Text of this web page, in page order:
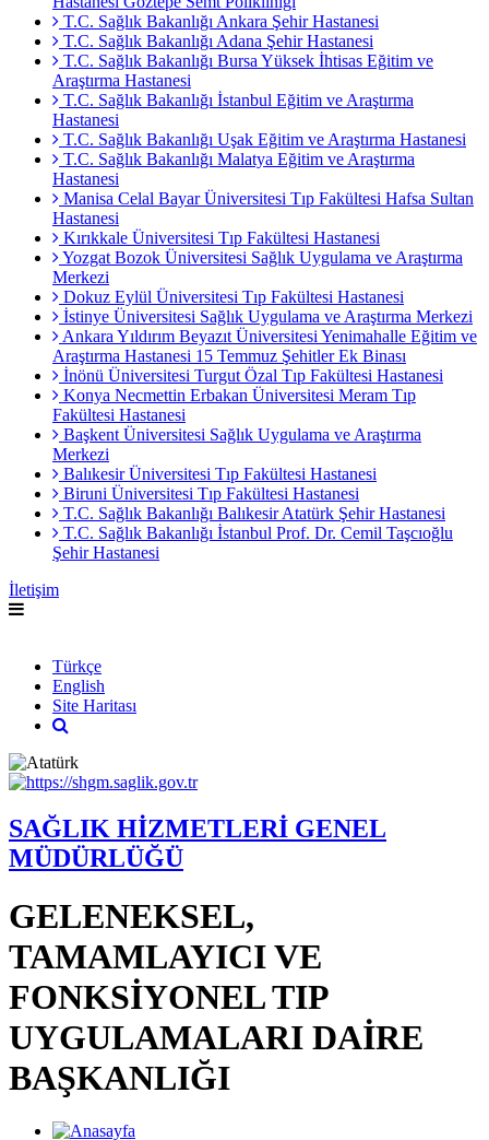
T.C. Sağlık Bakanlığı Ankara Şehir Hastanesi
T.C. Sağlık Bakanlığı Adana Şehir Hastanesi
T.C. Sağlık Bakanlığı Bursa Yüksek İhtisas Eğitim ve
Araştırma Hastanesi
T.C. Sağlık Bakanlığı İstanbul Eğitim ve Araştırma
Hastanesi
T.C. Sağlık Bakanlığı Uşak Eğitim ve Araştırma Hastanesi
T.C. Sağlık Bakanlığı Malatya Eğitim ve Araştırma
Hastanesi
Manisa Celal Bayar Üniversitesi Tıp Fakültesi Hafsa Sultan
Hastanesi
Kırıkkale Üniversitesi Tıp Fakültesi Hastanesi
Yozgat Bozok Üniversitesi Sağlık Uygulama ve Araştırma
Merkezi
Dokuz Eylül Üniversitesi Tıp Fakültesi Hastanesi
İstinye Üniversitesi Sağlık Uygulama ve Araştırma Merkezi
Ankara Yıldırım Beyazıt Üniversitesi Yenimahalle Eğitim ve
Araştırma Hastanesi 15 Temmuz Şehitler Ek Binası
İnönü Üniversitesi Turgut Özal Tıp Fakültesi Hastanesi
Konya Necmettin Erbakan Üniversitesi Meram Tıp
Fakültesi Hastanesi
Başkent Üniversitesi Sağlık Uygulama ve Araştırma
Merkezi
Balıkesir Üniversitesi Tıp Fakültesi Hastanesi
Biruni Üniversitesi Tıp Fakültesi Hastanesi
T.C. Sağlık Bakanlığı Balıkesir Atatürk Şehir Hastanesi
T.C. Sağlık Bakanlığı İstanbul Prof. Dr. Cemil Taşcıoğlu
Şehir Hastanesi
İletişim
Türkçe
English
Site Haritası
SAĞLIK HİZMETLERİ GENEL
MÜDÜRLÜĞÜ
GELENEKSEL,
TAMAMLAYICI VE
FONKSİYONEL TIP
UYGULAMALARI DAİRE
BAŞKANLIĞI